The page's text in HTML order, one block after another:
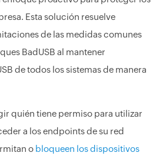
Esta solución resuelve
de las medidas comunes
BadUSB al mantener
de todos los sistemas de manera
quién tiene permiso para utilizar
a los endpoints de su red
o bloqueen los dispositivos